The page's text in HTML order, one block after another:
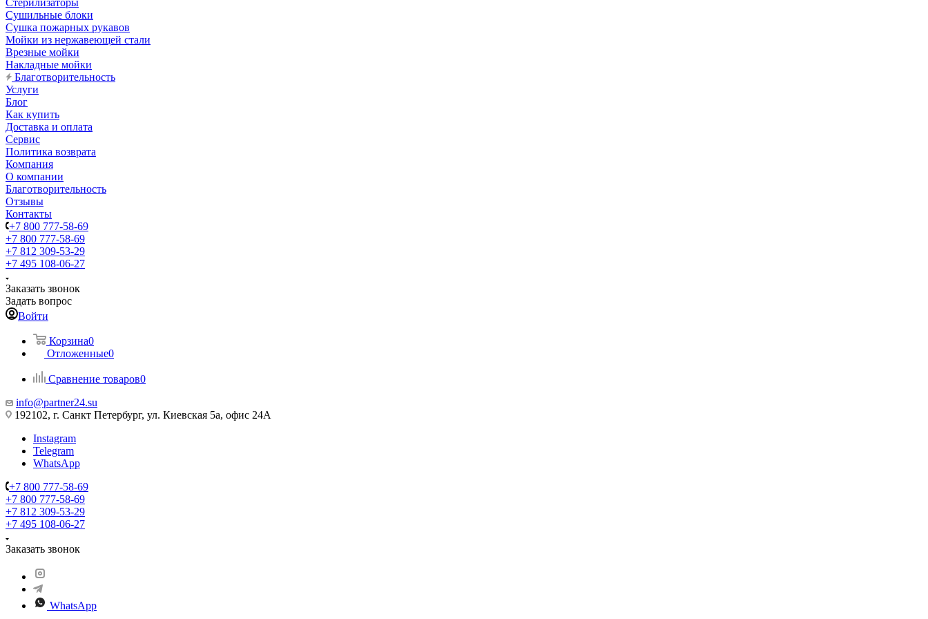
Стерилизаторы
Сушильные блоки
Сушка пожарных рукавов
Мойки из нержавеющей стали
Врезные мойки
Накладные мойки
Благотворительность
Услуги
Блог
Как купить
Доставка и оплата
Сервис
Политика возврата
Компания
О компании
Благотворительность
Отзывы
Контакты
+7 800 777-58-69
+7 800 777-58-69
+7 812 309-53-29
+7 495 108-06-27
Заказать звонок
Задать вопрос
Войти
Корзина0
Отложенные0
Сравнение товаров0
info@partner24.su
192102, г. Санкт Петербург, ул. Киевская 5а, офис 24А
Instagram
Telegram
WhatsApp
+7 800 777-58-69
+7 800 777-58-69
+7 812 309-53-29
+7 495 108-06-27
Заказать звонок
WhatsApp